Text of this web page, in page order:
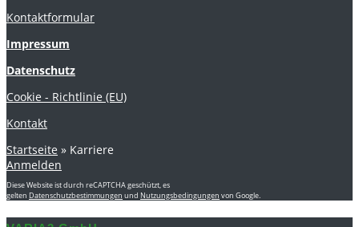
Kontaktformular
Impressum
Datenschutz
Cookie - Richtlinie (EU)
Kontakt
Startseite » Karriere
Anmelden
Diese Website ist durch reCAPTCHA geschützt, es
gelten Datenschutzbestimmungen und Nutzungsbedingungen von Google.